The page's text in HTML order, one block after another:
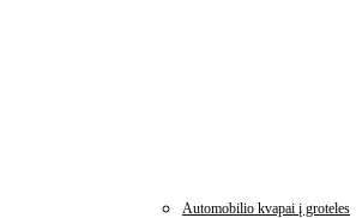
Automobilio kvapai į groteles